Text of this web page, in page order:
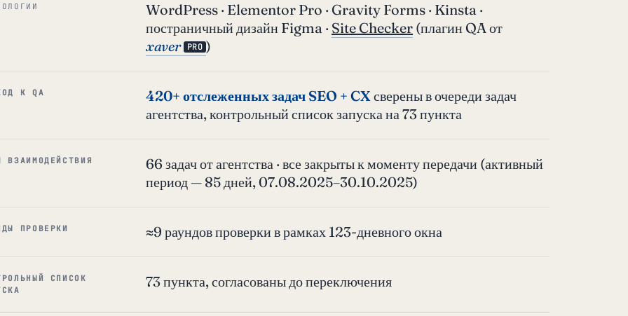
WordPress · Elementor Pro · Gravity Forms · Kinsta ·
постраничный дизайн Figma · Site Checker (плагин QA от
xaver
PRO )
К QA 420+ отслеженных задач SEO + CXсверены в очереди задач
агентства, контрольный список запуска на 73 пункта
ВЗАИМОДЕЙСТВИЯ
66 задач от агентства · все закрыты к моменту передачи (активный
период — 85 дней, 07.08.2025–30.10.2025)
ПРОВЕРКИ ≈9 раундов проверки в рамках 123-дневного окна
СПИСОК
73 пункта, согласованы до переключения